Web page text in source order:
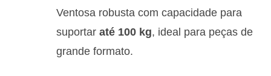
Ventosa robusta com capacidade para
suportar até 100 kg, ideal para peças de
grande formato.